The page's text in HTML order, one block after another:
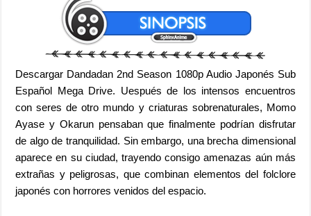
Descargar Dandadan 2nd Season 1080p Audio Japonés Sub
Español Mega Drive. Uespués de los intensos encuentros
con seres de otro mundo y criaturas sobrenaturales, Momo
Ayase y Okarun pensaban que finalmente podrían disfrutar
de algo de tranquilidad. Sin embargo, una brecha dimensional
aparece en su ciudad, trayendo consigo amenazas aún más
extrañas y peligrosas, que combinan elementos del folclore
japonés con horrores venidos del espacio.